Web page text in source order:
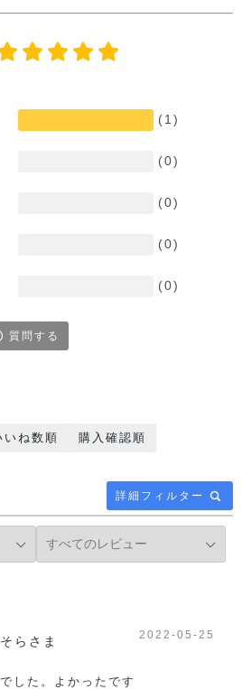
(1)
(0)
(0)
(0)
(0)
質問する
詳細フィルター
いね数順 購入確認順
そらさま 2022-05-25
した。よかったです